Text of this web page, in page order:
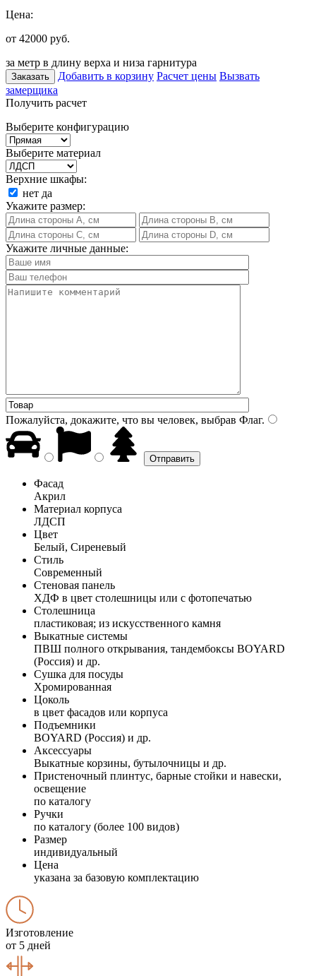
Цена:
от 42000 руб.
за метр в длину верха и низа гарнитура
Заказать Добавить в корзину Расчет цены Вызвать
замерщика
Получить расчет
Выберите конфигурацию
Выберите материал
Верхние шкафы:
нет да
Укажите размер:
Укажите личные данные:
Пожалуйста, докажите, что вы человек, выбрав Флаг.
Фасад
Акрил
Материал корпуса
ЛДСП
Цвет
Белый, Сиреневый
Стиль
Современный
Стеновая панель
ХДФ в цвет столешницы или с фотопечатью
Столешница
пластиковая; из искусственного камня
Выкатные системы
ПВШ полного открывания, тандембоксы BOYARD
(Россия) и др.
Сушка для посуды
Хромированная
Цоколь
в цвет фасадов или корпуса
Подъемники
BOYARD (Россия) и др.
Аксессуары
Выкатные корзины, бутылочницы и др.
Пристеночный плинтус, барные стойки и навески,
освещение
по каталогу
Ручки
по каталогу (более 100 видов)
Размер
индивидуальный
Цена
указана за базовую комплектацию
Изготовление
от 5 дней